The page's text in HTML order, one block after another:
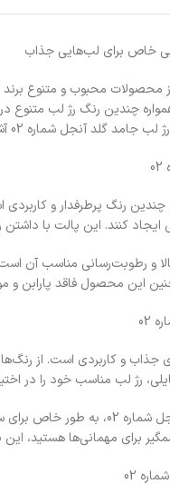
چندین رنگ رژ لب متنوع
گلد آنجل شماره 02 آشنا می‌شوید.
جامد گلد آنجل شماره 02، شامل
کنند. این پالت با داشتن
این محصول فاقد پارابن و
جذاب و کاربردی است. از
رژ لب مناسب خود را در
رنگ‌های موجود در پالت رژ
برای مهمانی‌ها هستید، این
02